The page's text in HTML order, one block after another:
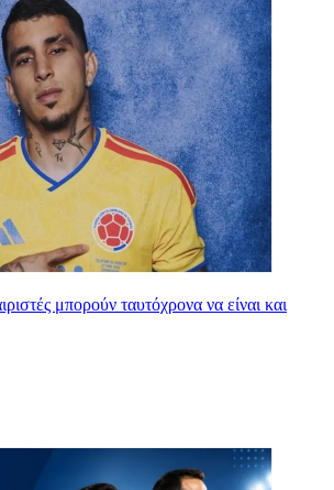
μπορούν ταυτόχρονα να είναι και